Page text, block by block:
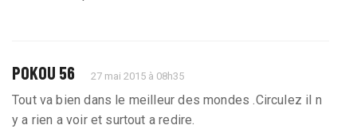
POKOU 56 27 mai 2015 à 08h35
Tout va bien dans le meilleur des mondes .Circulez il n
y a rien a voir et surtout a redire.